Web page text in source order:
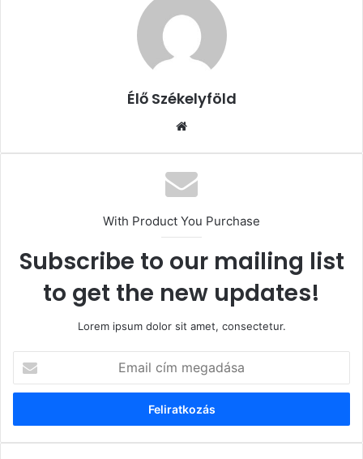
Élő Székelyföld
With Product You Purchase
Subscribe to our mailing list
to get the new updates!
Lorem ipsum dolor sit amet, consectetur.
cím
megadása